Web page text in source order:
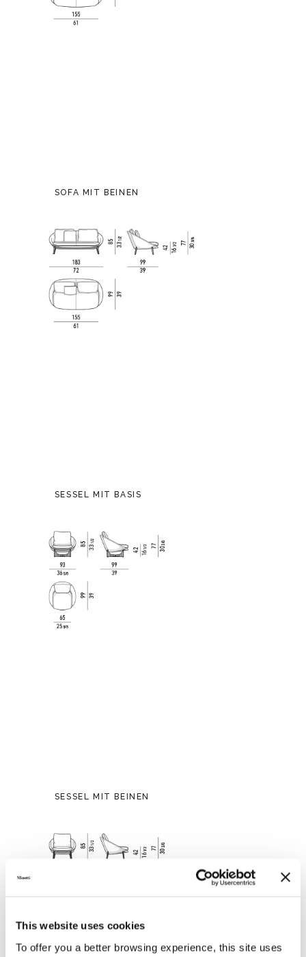
This website uses cookies
To offer you a better browsing experience, this site uses
SOFA MIT BEINEN
SESSEL MIT BASIS
SESSEL MIT BEINEN